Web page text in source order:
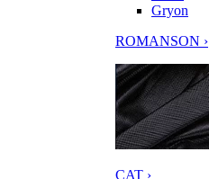
Gryon
ROMANSON ›
CAT ›